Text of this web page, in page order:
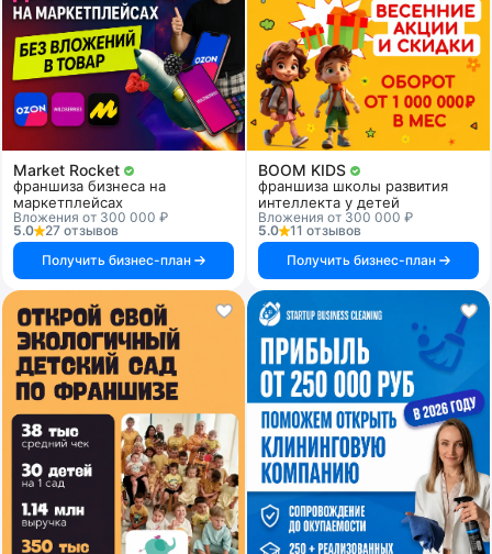
Market Rocket
франшиза бизнеса на
маркетплейсах
Вложения от 300 000 ₽
5.0
27 отзывов
Получить бизнес-план
BOOM KIDS
франшиза школы развития
интеллекта у детей
Вложения от 300 000 ₽
5.0
11 отзывов
Получить бизнес-план